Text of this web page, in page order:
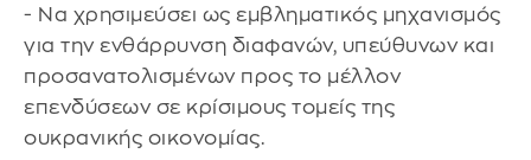
- Να χρησιμεύσει ως εμβληματικός μηχανισμός
για την ενθάρρυνση διαφανών, υπεύθυνων και
προσανατολισμένων προς το μέλλον
επενδύσεων σε κρίσιμους τομείς της
ουκρανικής οικονομίας.